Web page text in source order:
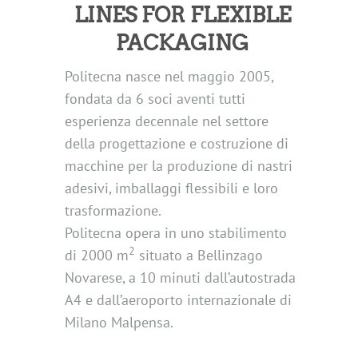
LINES FOR FLEXIBLE
PACKAGING
Politecna nasce nel maggio 2005,
fondata da 6 soci aventi tutti
esperienza decennale nel settore
della progettazione e costruzione di
macchine per la produzione di nastri
adesivi, imballaggi flessibili e loro
trasformazione.
Politecna opera in uno stabilimento
di 2000 m2 situato a Bellinzago
Novarese, a 10 minuti dall’autostrada
A4 e dall’aeroporto internazionale di
Milano Malpensa.